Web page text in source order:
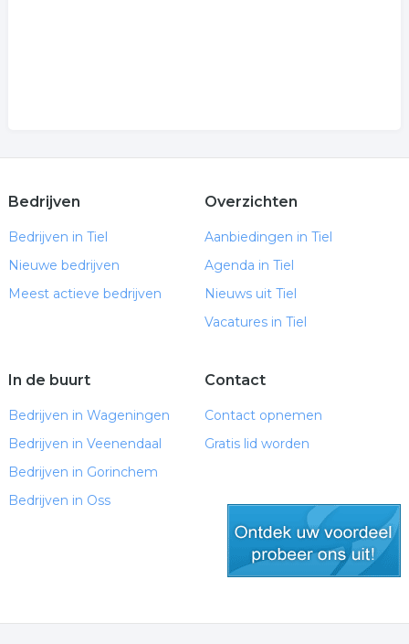
Bedrijven
Bedrijven in Tiel
Nieuwe bedrijven
Meest actieve bedrijven
Overzichten
Aanbiedingen in Tiel
Agenda in Tiel
Nieuws uit Tiel
Vacatures in Tiel
In de buurt
Bedrijven in Wageningen
Bedrijven in Veenendaal
Bedrijven in Gorinchem
Bedrijven in Oss
Contact
Contact opnemen
Gratis lid worden